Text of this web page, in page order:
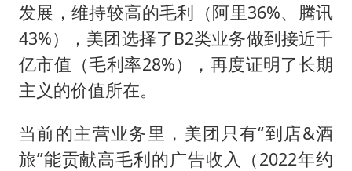
发展，维持较高的毛利（阿里36%、腾讯
43%），美团选择了B2类业务做到接近千
亿市值（毛利率28%），再度证明了长期
主义的价值所在。
当前的主营业务里，美团只有“到店&酒
旅”能贡献高毛利的广告收入（2022年约